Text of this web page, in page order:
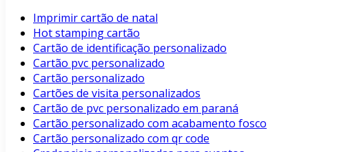
Imprimir cartão de natal
Hot stamping cartão
Cartão de identificação personalizado
Cartão pvc personalizado
Cartão personalizado
Cartões de visita personalizados
Cartão de pvc personalizado em paraná
Cartão personalizado com acabamento fosco
Cartão personalizado com qr code